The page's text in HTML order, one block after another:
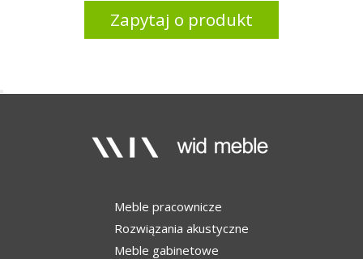
Zapytaj o produkt
Meble pracownicze
Rozwiązania akustyczne
Meble gabinetowe